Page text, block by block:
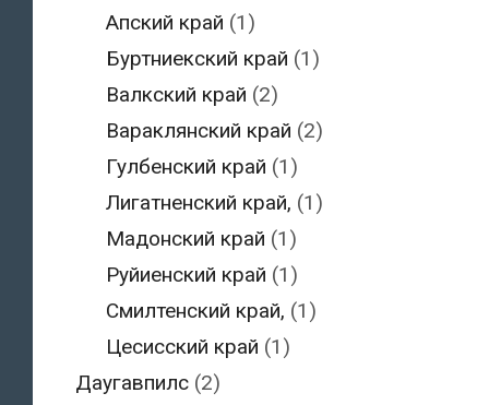
Апский край (1)
Буртниекский край (1)
Валкский край (2)
Вараклянский край (2)
Гулбенский край (1)
Лигатненский край, (1)
Мадонский край (1)
Руйиенский край (1)
Смилтенский край, (1)
Цесисский край (1)
Даугавпилс(2)